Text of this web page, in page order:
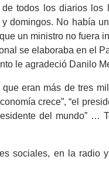
todos los diarios
domingos. No había
un ministro no fuera
se elaboraba en el
le agradeció Danilo
eran más de tres
crece”, “el
del mundo” …
sociales, en la radio